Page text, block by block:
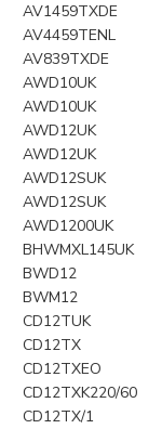
AV1459TXDE
AV4459TENL
AV839TXDE
AWD10UK
AWD10UK
AWD12UK
AWD12UK
AWD12SUK
AWD12SUK
AWD1200UK
BHWMXL145UK
BWD12
BWM12
CD12TUK
CD12TX
CD12TXEO
CD12TXK220/60
CD12TX/1